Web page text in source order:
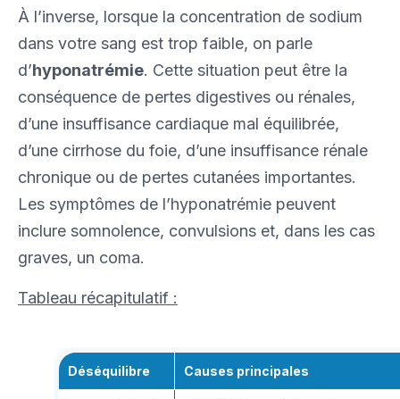
À l’inverse, lorsque la concentration de sodium
dans votre sang est trop faible, on parle
d’hyponatrémie. Cette situation peut être la
conséquence de pertes digestives ou rénales,
d’une insuffisance cardiaque mal équilibrée,
d’une cirrhose du foie, d’une insuffisance rénale
chronique ou de pertes cutanées importantes.
Les symptômes de l’hyponatrémie peuvent
inclure somnolence, convulsions et, dans les cas
graves, un coma.
Tableau récapitulatif :
Déséquilibre Causes principales